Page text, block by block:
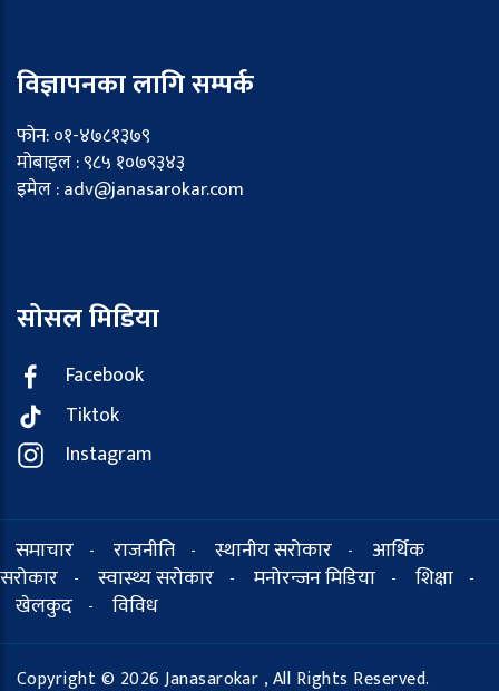
विज्ञापनका लागि सम्पर्क
फोन: ०१-४७८१३७९
मोबाइल : ९८५ १०७९३४३
इमेल : adv@janasarokar.com
सोसल मिडिया
Facebook
Tiktok
Instagram
समाचार - राजनीति - स्थानीय सरोकार -
आर्थिक
सरोकार
- स्वास्थ्य सरोकार - मनोरन्जन मिडिया - शिक्षा -
खेलकुद - विविध
Copyright © 2026 Janasarokar , All Rights Reserved.